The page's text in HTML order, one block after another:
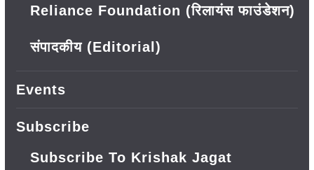
Reliance Foundation (रिलायंस फाउंडेशन)
संपादकीय (Editorial)
Events
Subscribe
Subscribe To Krishak Jagat